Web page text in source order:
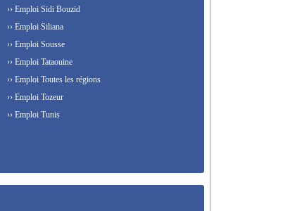
›› Emploi Sidi Bouzid
›› Emploi Siliana
›› Emploi Sousse
›› Emploi Tataouine
›› Emploi Toutes les régions
›› Emploi Tozeur
›› Emploi Tunis